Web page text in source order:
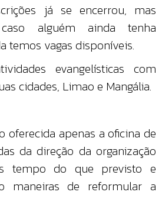
já se encerrou, mas
alguém ainda tenha
temos vagas disponíveis.
evangelísticas com
cidades, Limao e Mangália.
oferecida apenas a oficina de
da direção da organização
tempo do que previsto e
maneiras de reformular a